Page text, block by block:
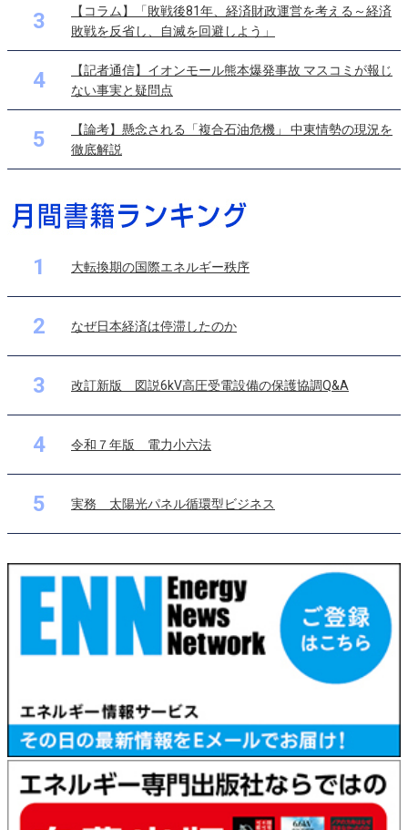
3
【コラム】「敗戦後81年、経済財政運営を考える～経済
敗戦を反省し、自滅を回避しよう」
4
【記者通信】イオンモール熊本爆発事故 マスコミが報じ
ない事実と疑問点
5
【論考】懸念される「複合石油危機」 中東情勢の現況を
徹底解説
1 大転換期の国際エネルギー秩序
2 なぜ日本経済は停滞したのか
3 改訂新版 図説6kV高圧受電設備の保護協調Q&A
4 令和７年版 電力小六法
5 実務 太陽光パネル循環型ビジネス